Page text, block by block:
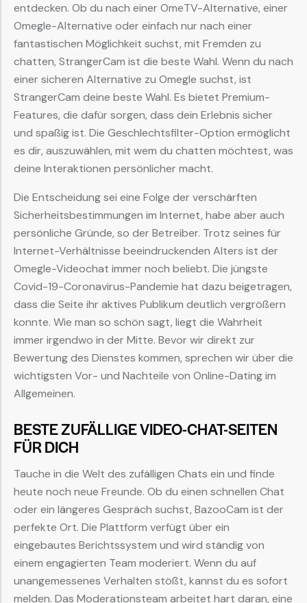
entdecken. Ob du nach einer OmeTV-Alternative, einer
Omegle-Alternative oder einfach nur nach einer
fantastischen Möglichkeit suchst, mit Fremden zu
chatten, StrangerCam ist die beste Wahl. Wenn du nach
einer sicheren Alternative zu Omegle suchst, ist
StrangerCam deine beste Wahl. Es bietet Premium-
Features, die dafür sorgen, dass dein Erlebnis sicher
und spaßig ist. Die Geschlechtsfilter-Option ermöglicht
es dir, auszuwählen, mit wem du chatten möchtest, was
deine Interaktionen persönlicher macht.
Die Entscheidung sei eine Folge der verschärften
Sicherheitsbestimmungen im Internet, habe aber auch
persönliche Gründe, so der Betreiber. Trotz seines für
Internet-Verhältnisse beeindruckenden Alters ist der
Omegle-Videochat immer noch beliebt. Die jüngste
Covid-19-Coronavirus-Pandemie hat dazu beigetragen,
dass die Seite ihr aktives Publikum deutlich vergrößern
konnte. Wie man so schön sagt, liegt die Wahrheit
immer irgendwo in der Mitte. Bevor wir direkt zur
Bewertung des Dienstes kommen, sprechen wir über die
wichtigsten Vor- und Nachteile von Online-Dating im
Allgemeinen.
BESTE ZUFÄLLIGE VIDEO-CHAT-SEITEN
FÜR DICH
Tauche in die Welt des zufälligen Chats ein und finde
heute noch neue Freunde. Ob du einen schnellen Chat
oder ein längeres Gespräch suchst, BazooCam ist der
perfekte Ort. Die Plattform verfügt über ein
eingebautes Berichtssystem und wird ständig von
einem engagierten Team moderiert. Wenn du auf
unangemessenes Verhalten stößt, kannst du es sofort
melden. Das Moderationsteam arbeitet hart daran, eine